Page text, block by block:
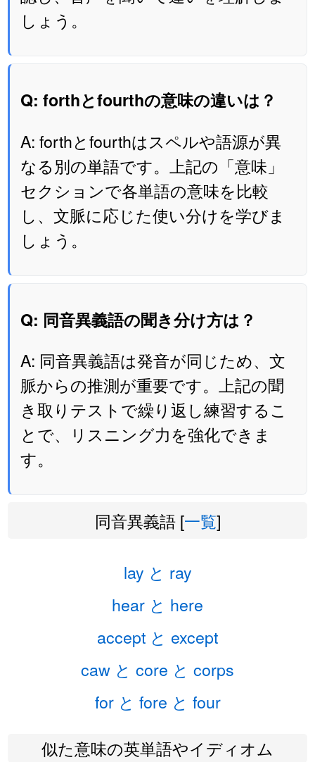
しょう。
Q: forthとfourthの意味の違いは？
A: forthとfourthはスペルや語源が異
なる別の単語です。上記の「意味」
セクションで各単語の意味を比較
し、文脈に応じた使い分けを学びま
しょう。
Q: 同音異義語の聞き分け方は？
A: 同音異義語は発音が同じため、文
脈からの推測が重要です。上記の聞
き取りテストで繰り返し練習するこ
とで、リスニング力を強化できま
す。
同音異義語 [一覧]
lay と ray
hear と here
accept と except
caw と core と corps
for と fore と four
似た意味の英単語やイディオム